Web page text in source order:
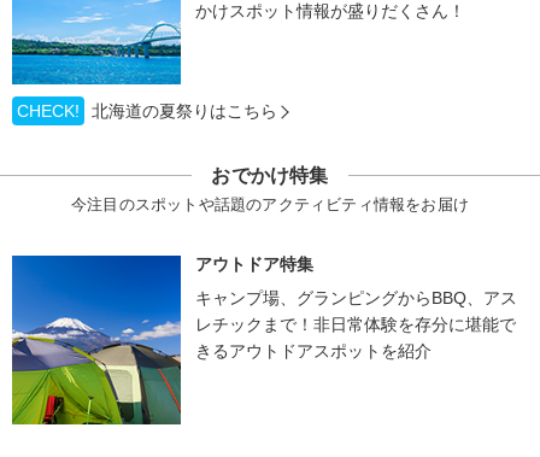
かけスポット情報が盛りだくさん！
CHECK! 北海道の夏祭りはこちら
おでかけ特集
今注目のスポットや話題のアクティビティ情報をお届け
アウトドア特集
キャンプ場、グランピングからBBQ、アス
レチックまで！非日常体験を存分に堪能で
きるアウトドアスポットを紹介